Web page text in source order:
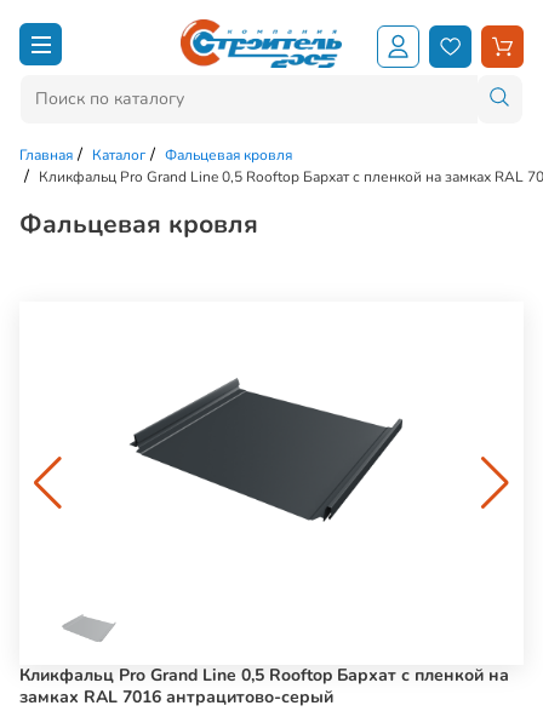
Главная Каталог
Фальцевая кровля
Кликфальц Pro Grand Line 0,5 Rooftop Бархат с пленкой на замках RAL
Фальцевая кровля
Кликфальц Pro Grand Line 0,5 Rooftop Бархат с пленкой на
замках RAL 7016 антрацитово-серый